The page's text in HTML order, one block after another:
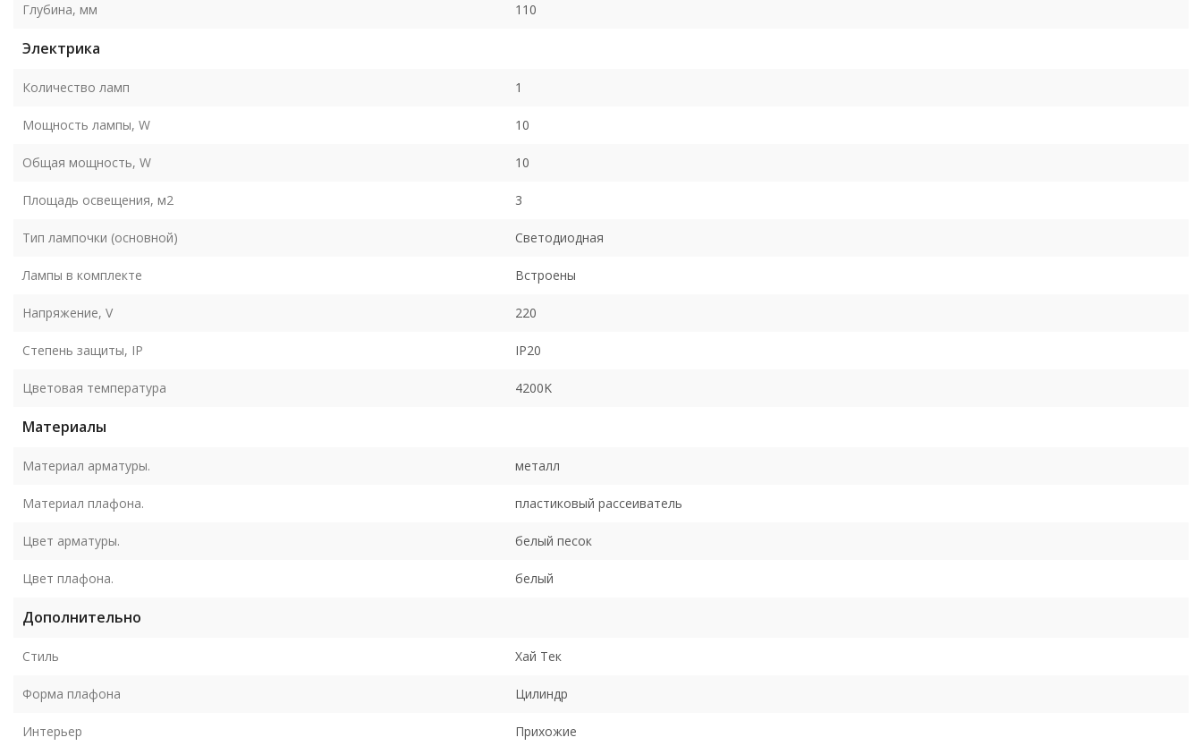
Глубина, мм 110
Электрика
Количество ламп 1
Мощность лампы, W 10
Общая мощность, W 10
Площадь освещения, м2 3
Тип лампочки (основной) Светодиодная
Лампы в комплекте Встроены
Напряжение, V 220
Степень защиты, IP IP20
Цветовая температура 4200K
Материалы
Материал арматуры. металл
Материал плафона. пластиковый рассеиватель
Цвет арматуры. белый песок
Цвет плафона. белый
Дополнительно
Стиль Хай Тек
Форма плафона Цилиндр
Интерьер Прихожие